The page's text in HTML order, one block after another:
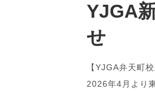
YJGA
せ
【YJGA弁天町
2026年4月より